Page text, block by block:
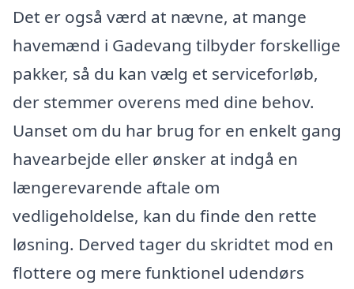
Det er også værd at nævne, at mange
havemænd i Gadevang tilbyder forskellige
pakker, så du kan vælg et serviceforløb,
der stemmer overens med dine behov.
Uanset om du har brug for en enkelt gang
havearbejde eller ønsker at indgå en
længerevarende aftale om
vedligeholdelse, kan du finde den rette
løsning. Derved tager du skridtet mod en
flottere og mere funktionel udendørs